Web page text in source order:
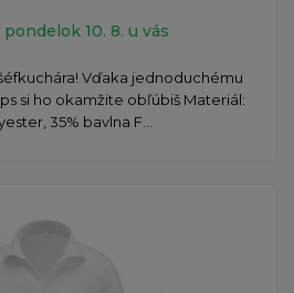
pondelok 10. 8. u vás
Vďaka jednoduchému
si ho okamžite obľúbiš Materiál:
35% bavlna F...